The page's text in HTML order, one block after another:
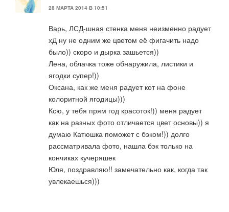
28 МАРТА 2014 В 10:51
Варь, ЛСД-шная стенка меня неизменно радует
хД ну не одним же цветом её фигачить надо
было)) скоро и дырка зашьется))
Лена, облачка тоже обнаружила, листики и
ягодки супер!))
Оксана, как же меня радует кот на фоне
колоритной ягодицы)))
Ксю, у тебя прям год красоток!)) меня радует
как на разных фото отличается цвет основы)) я
думаю Катюшка поможет с бэком!)) долго
рассматривала фото, нашла бэк только на
кончиках кучеряшек
Юля, поздравляю!! замечательно как, когда так
увлекаешься)))